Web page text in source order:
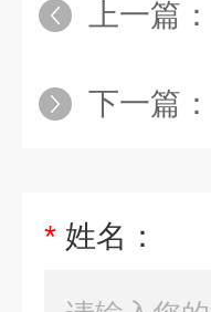
上一篇：
下一篇：
* 姓名：